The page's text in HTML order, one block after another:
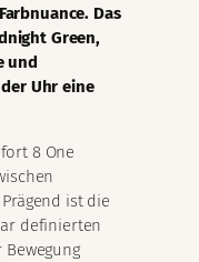
Das
Green,
und
Uhr eine
8 One
ist die
definierten